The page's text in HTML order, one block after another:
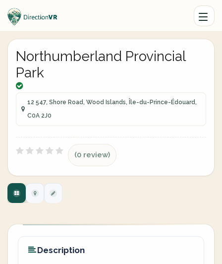
Northumberland Provincial
Park
12 547, Shore Road, Wood Islands, Île-du-Prince-Édouard,
C0A 2J0
(0 review)
Description